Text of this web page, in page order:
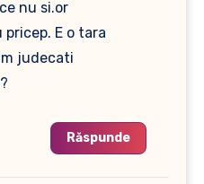
nu si.or
E o tara
judecati
Răspunde